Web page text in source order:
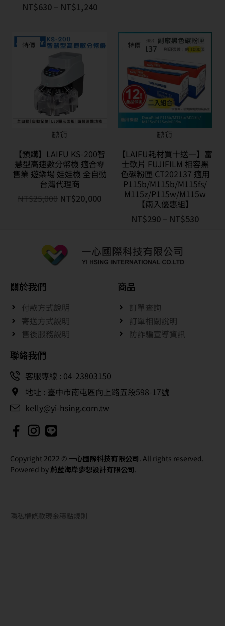
NT$630 – NT$1,240
特價
缺貨
【預購】LAIFU KS-200智
慧型高速數分幣機 適合零
售業 遊樂場 娃娃機 全自動
台灣代理商
NT$25,000 NT$20,000
特價
缺貨
【LAIFU耗材買十送一】富
士軟片 FUJIFILM 相容黑
色碳粉匣 CT202137 適用
P115b/M115b/M115fs/
M115z/P115w/M115w
【兩入優惠組】
NT$290 – NT$530
關於我們
付款方式說明
寄送方式說明
售後服務說明
商品
訂單查詢
訂單相關說明
防詐騙宣導資訊
聯絡我們
客服專線 : 04-23803150
地址 : 臺中市南屯區向上路五段598-17號
kelly@yi-hsing.com.tw
Copyright 2022 © 一心國際科技有限公司. All rights reserved.
Powered by 蔚藍海岸夢想設計有限公司.
隱私權條款現金積點規則